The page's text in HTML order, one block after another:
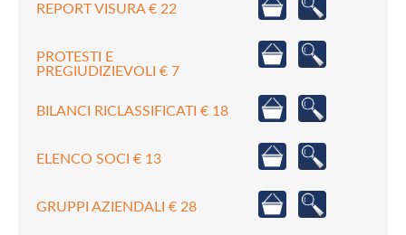
REPORT VISURA € 22
PROTESTI E
PREGIUDIZIEVOLI € 7
BILANCI RICLASSIFICATI € 18
ELENCO SOCI € 13
GRUPPI AZIENDALI € 28